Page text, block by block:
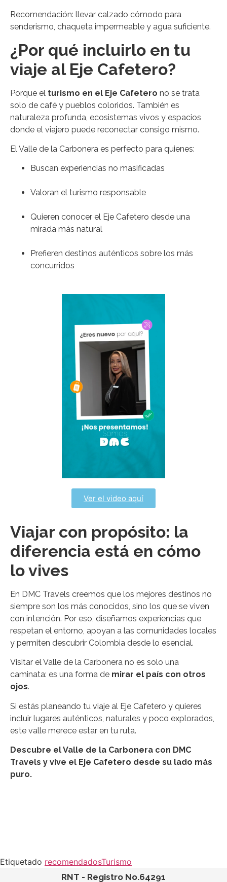
Recomendación: llevar calzado cómodo para
senderismo, chaqueta impermeable y agua suficiente.
¿Por qué incluirlo en tu
viaje al Eje Cafetero?
Porque el turismo en el Eje Cafetero no se trata
solo de café y pueblos coloridos. También es
naturaleza profunda, ecosistemas vivos y espacios
donde el viajero puede reconectar consigo mismo.
El Valle de la Carbonera es perfecto para quienes:
Buscan experiencias no masificadas
Valoran el turismo responsable
Quieren conocer el Eje Cafetero desde una
mirada más natural
Prefieren destinos auténticos sobre los más
concurridos
Ver el video aquí
Viajar con propósito: la
diferencia está en cómo
lo vives
En DMC Travels creemos que los mejores destinos no
siempre son los más conocidos, sino los que se viven
con intención. Por eso, diseñamos experiencias que
respetan el entorno, apoyan a las comunidades locales
y permiten descubrir Colombia desde lo esencial.
Visitar el Valle de la Carbonera no es solo una
caminata: es una forma de mirar el país con otros
ojos.
Si estás planeando tu viaje al Eje Cafetero y quieres
incluir lugares auténticos, naturales y poco explorados,
este valle merece estar en tu ruta.
Descubre el Valle de la Carbonera con DMC
Travels y vive el Eje Cafetero desde su lado más
puro.
Etiquetado recomendadosTurismo
RNT - Registro No.64291